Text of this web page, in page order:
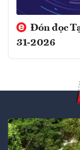
Đón đọc
31-2026